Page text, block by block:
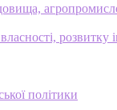
розвитку
політики